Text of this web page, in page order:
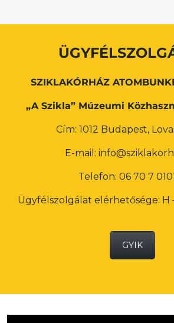
SZIKLAKÓRHÁZ
„A Szikla” Múzeumi
Cím: 1012 Budapest,
E-mail:
Telefon: 06 70 7
Ügyfélszolgálat elérhetősége: H
GYIK